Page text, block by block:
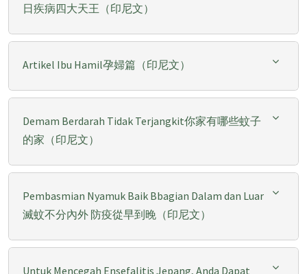
日疾病四大天王（印尼文）
Artikel Ibu Hamil孕婦篇（印尼文）
Demam Berdarah Tidak Terjangkit你家有哪些蚊子
的家（印尼文）
Pembasmian Nyamuk Baik Bbagian Dalam dan Luar
滅蚊不分內外 防疫從早到晚（印尼文）
Untuk Mencegah Ensefalitis Jepang, Anda Dapat